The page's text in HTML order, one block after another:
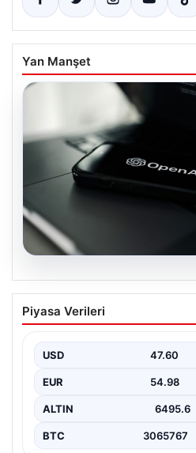
Yan Manşet
05.08.2026
OpenAI, yapay zeka
sınırların dışına
Piyasa Verileri
USD 47.60
EUR 54.98
ALTIN 6495.6
BTC 3065767